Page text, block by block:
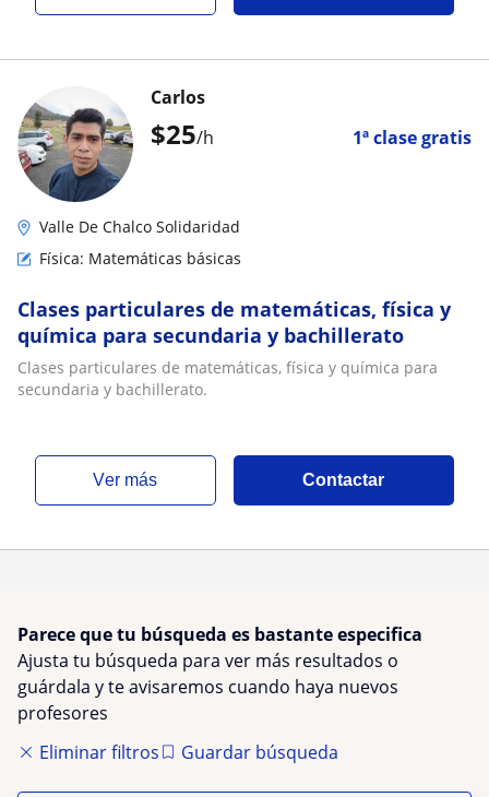
$25/h 1ª clase gratis
Carlos
Valle De Chalco Solidaridad
Física: Matemáticas básicas
Clases particulares de matemáticas, física y
química para secundaria y bachillerato
Clases particulares de matemáticas, física y química para
secundaria y bachillerato.
ver más Contactar
Parece que tu búsqueda es bastante especifica
Ajusta tu búsqueda para ver más resultados o
guárdala y te avisaremos cuando haya nuevos
profesores
Eliminar filtros
Guardar búsqueda